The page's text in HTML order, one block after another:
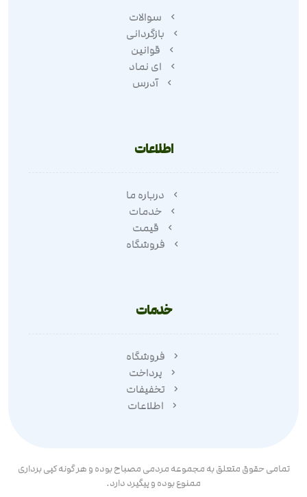
سوالات
بازگردانی
قوانین
ای نماد
آدرس
اطلاعات
درباره ما
خدمات
قیمت
فروشگاه
خدمات
فروشگاه
پرداخت
تخفیفات
اطلاعات
تمامی حقوق متعلق به مجموعه مردمی مصباح بوده و هر گونه کپی برداری
ممنوع بوده و پیگیرد دارد.